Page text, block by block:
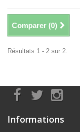
Comparer (0)
Résultats 1 - 2 sur 2.
Informations